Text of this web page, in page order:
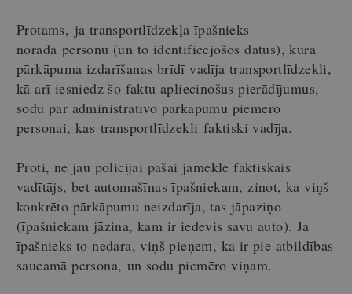
Protams, ja transportlīdzekļa īpašnieks
norāda personu (un to identificējošos datus), kura
pārkāpuma izdarīšanas brīdī vadīja transportlīdzekli,
kā arī iesniedz šo faktu apliecinošus pierādījumus,
sodu par administratīvo pārkāpumu piemēro
personai, kas transportlīdzekli faktiski vadīja.
Proti, ne jau policijai pašai jāmeklē faktiskais
vadītājs, bet automašīnas īpašniekam, zinot, ka viņš
konkrēto pārkāpumu neizdarīja, tas jāpaziņo
(īpašniekam jāzina, kam ir iedevis savu auto). Ja
īpašnieks to nedara, viņš pieņem, ka ir pie atbildības
saucamā persona, un sodu piemēro viņam.